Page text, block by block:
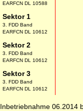
EARFCN DL 10588
Sektor 1
3. FDD Band
EARFCN DL 10612
Sektor 2
3. FDD Band
EARFCN DL 10612
Sektor 3
3. FDD Band
EARFCN DL 10612
Inbetriebnahme 06.2014